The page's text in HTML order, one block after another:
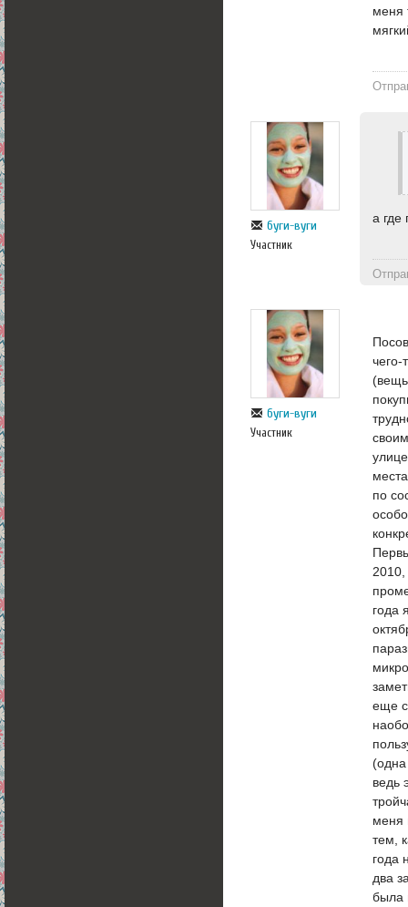
меня
буги-вуги
Участник
а где
буги-вуги
Участник
чего-
по
года
еще
ведь
меня
тем,
года
два
была